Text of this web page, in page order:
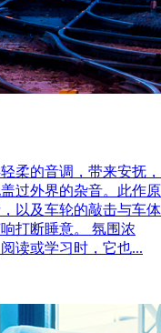
柔的音调，带来安抚，
过外界的杂音。此作原
以及车轮的敲击与车体
打断睡意。 氛围浓
读或学习时，它也...